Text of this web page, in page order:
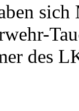
des